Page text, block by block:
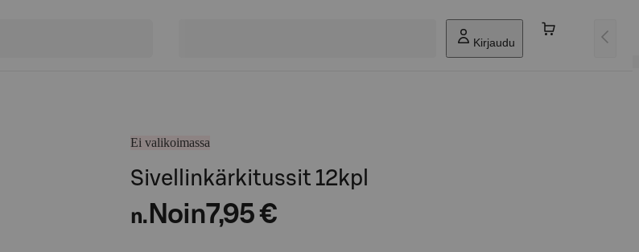
Kirjaudu
Ei valikoimassa
Sivellinkärkitussit 12kpl
n. Noin7,95 €